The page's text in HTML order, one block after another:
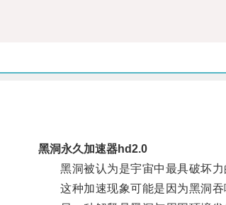
黑洞永久加速器hd2.0
黑洞被认为是宇宙中最具破坏力
这种加速现象可能是因为黑洞吞